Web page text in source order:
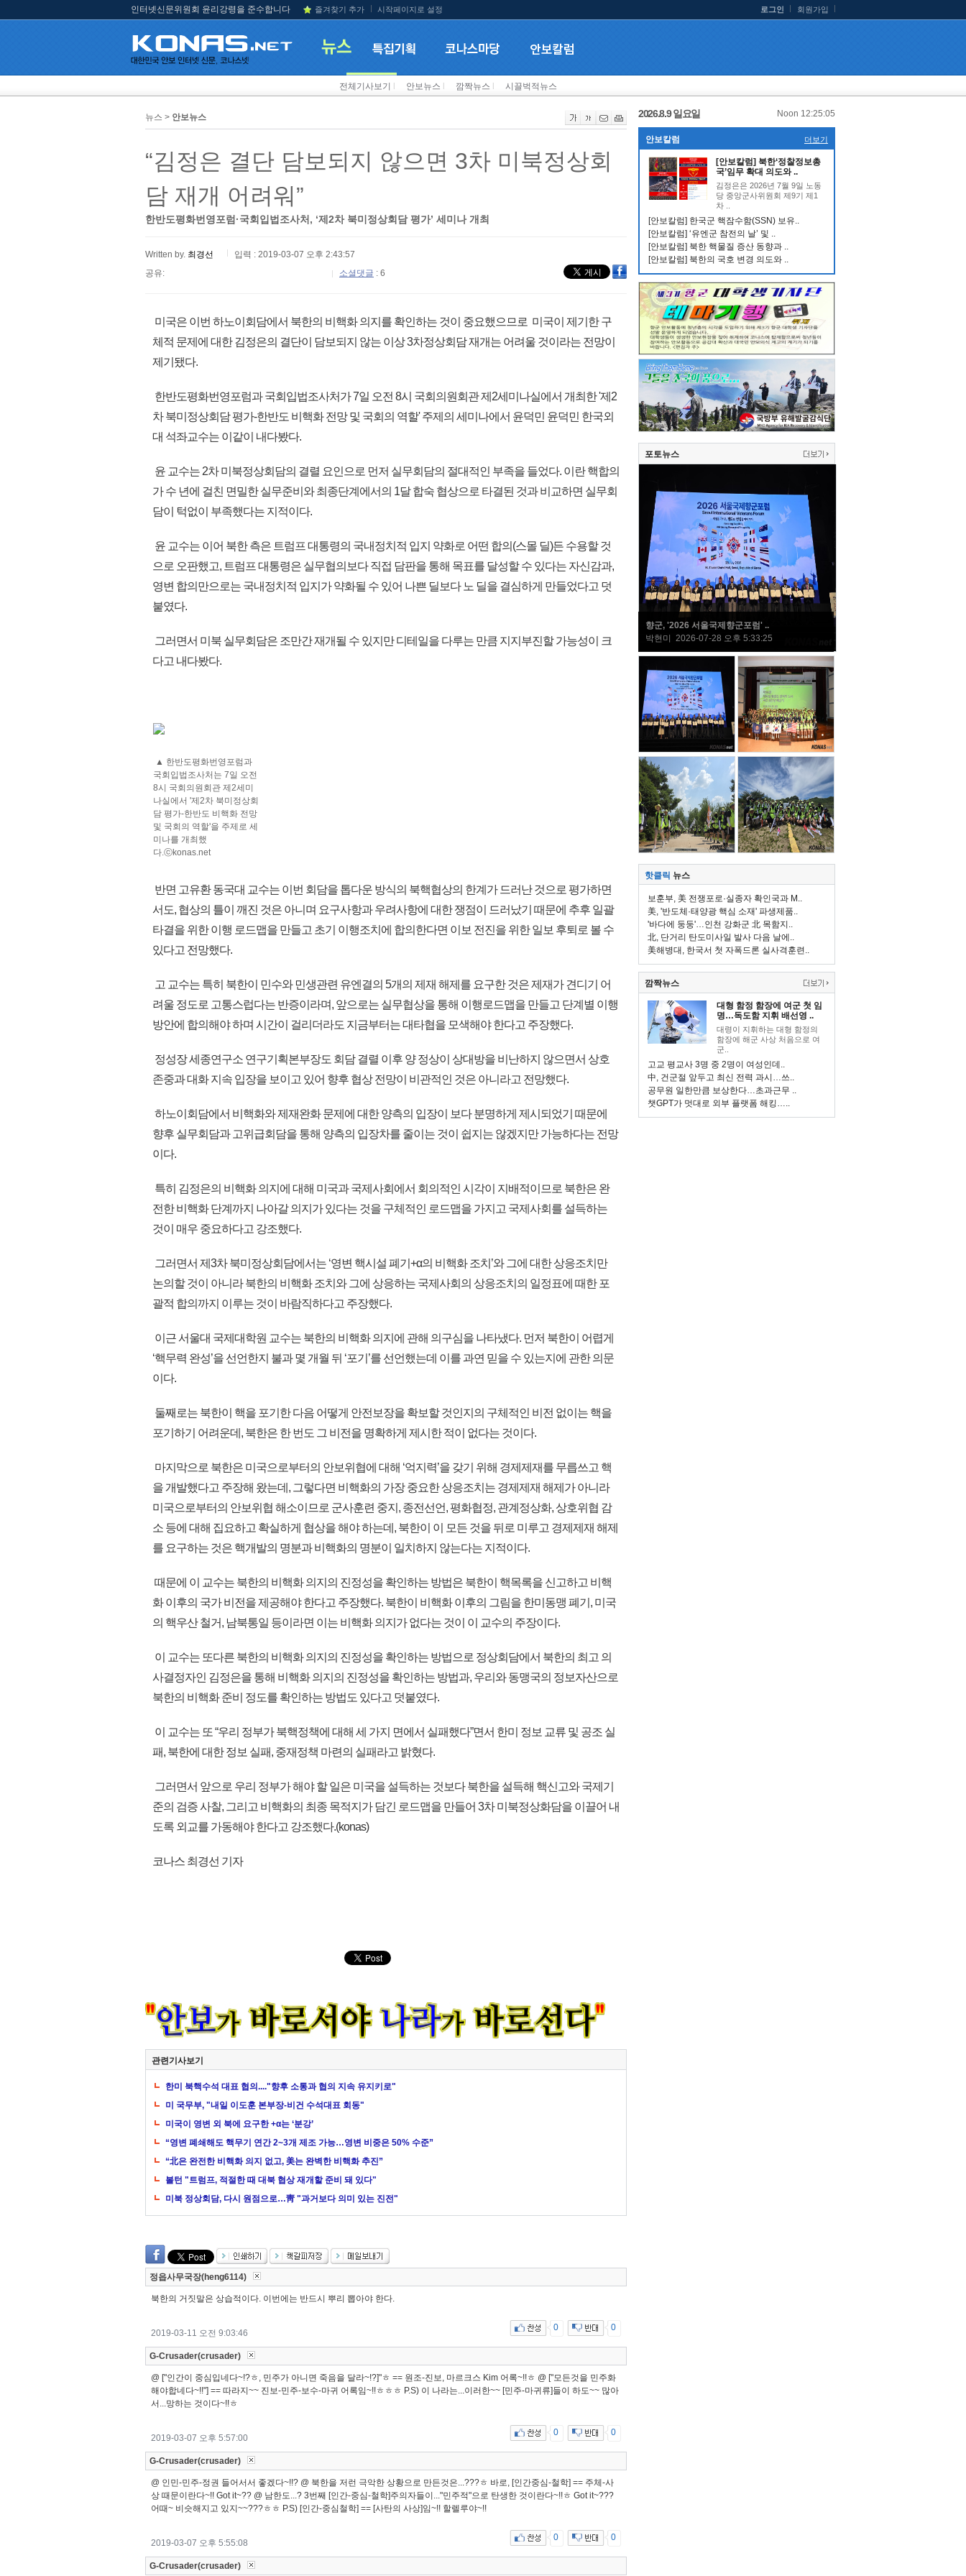
인터넷신문위원회 윤리강령을 준수합니다 즐겨찾기 추가 시작페이지로 설정 로그인 회원가입
전체기사보기 안보뉴스 깜짝뉴스 시끌벅적뉴스
뉴스 > 안보뉴스
“김정은 결단 담보되지 않으면 3차 미북정상회
담 재개 어려워”
한반도평화번영포럼·국회입법조사처, ‘제2차 북미정상회담 평가’ 세미나 개최
Written by. 최경선
입력 : 2019-03-07 오후 2:43:57
공유:
소셜댓글 : 6
미국은 이번 하노이회담에서 북한의 비핵화 의지를 확인하는 것이 중요했으므로 미국이 제기한 구
체적 문제에 대한 김정은의 결단이 담보되지 않는 이상 3차정상회담 재개는 어려울 것이라는 전망이
제기됐다.
한반도평화번영포럼과 국회입법조사처가 7일 오전 8시 국회의원회관 제2세미나실에서 개최한 '제2
차 북미정상회담 평가-한반도 비핵화 전망 및 국회의 역할' 주제의 세미나에서 윤덕민 윤덕민 한국외
대 석좌교수는 이같이 내다봤다.
윤 교수는 2차 미북정상회담의 결렬 요인으로 먼저 실무회담의 절대적인 부족을 들었다. 이란 핵합의
가 수 년에 걸친 면밀한 실무준비와 최종단계에서의 1달 합숙 협상으로 타결된 것과 비교하면 실무회
담이 턱없이 부족했다는 지적이다.
윤 교수는 이어 북한 측은 트럼프 대통령의 국내정치적 입지 약화로 어떤 합의(스몰 딜)든 수용할 것
으로 오판했고, 트럼프 대통령은 실무협의보다 직접 담판을 통해 목표를 달성할 수 있다는 자신감과,
영변 합의만으로는 국내정치적 입지가 약화될 수 있어 나쁜 딜보다 노 딜을 결심하게 만들었다고 덧
붙였다.
그러면서 미북 실무회담은 조만간 재개될 수 있지만 디테일을 다루는 만큼 지지부진할 가능성이 크
다고 내다봤다.
▲ 한반도평화번영포럼과
국회입법조사처는 7일 오전
8시 국회의원회관 제2세미
나실에서 '제2차 북미정상회
담 평가-한반도 비핵화 전망
및 국회의 역할'을 주제로 세
미나를 개최했
다.ⓒkonas.net
반면 고유환 동국대 교수는 이번 회담을 톱다운 방식의 북핵협상의 한계가 드러난 것으로 평가하면
서도, 협상의 틀이 깨진 것은 아니며 요구사항과 우려사항에 대한 쟁점이 드러났기 때문에 추후 일괄
타결을 위한 이행 로드맵을 만들고 초기 이행조치에 합의한다면 이보 전진을 위한 일보 후퇴로 볼 수
있다고 전망했다.
고 교수는 특히 북한이 민수와 민생관련 유엔결의 5개의 제재 해제를 요구한 것은 제재가 견디기 어
려울 정도로 고통스럽다는 반증이라며, 앞으로는 실무협상을 통해 이행로드맵을 만들고 단계별 이행
방안에 합의해야 하며 시간이 걸리더라도 지금부터는 대타협을 모색해야 한다고 주장했다.
정성장 세종연구소 연구기획본부장도 회담 결렬 이후 양 정상이 상대방을 비난하지 않으면서 상호
존중과 대화 지속 입장을 보이고 있어 향후 협상 전망이 비관적인 것은 아니라고 전망했다.
하노이회담에서 비핵화와 제재완화 문제에 대한 양측의 입장이 보다 분명하게 제시되었기 때문에
향후 실무회담과 고위급회담을 통해 양측의 입장차를 줄이는 것이 쉽지는 않겠지만 가능하다는 전망
이다.
특히 김정은의 비핵화 의지에 대해 미국과 국제사회에서 회의적인 시각이 지배적이므로 북한은 완
전한 비핵화 단계까지 나아갈 의지가 있다는 것을 구체적인 로드맵을 가지고 국제사회를 설득하는
것이 매우 중요하다고 강조했다.
그러면서 제3차 북미정상회담에서는 ‘영변 핵시설 폐기+α의 비핵화 조치’와 그에 대한 상응조치만
논의할 것이 아니라 북한의 비핵화 조치와 그에 상응하는 국제사회의 상응조치의 일정표에 때한 포
괄적 합의까지 이루는 것이 바람직하다고 주장했다.
이근 서울대 국제대학원 교수는 북한의 비핵화 의지에 관해 의구심을 나타냈다. 먼저 북한이 어렵게
‘핵무력 완성’을 선언한지 불과 몇 개월 뒤 ‘포기’를 선언했는데 이를 과연 믿을 수 있는지에 관한 의문
이다.
둘째로는 북한이 핵을 포기한 다음 어떻게 안전보장을 확보할 것인지의 구체적인 비전 없이는 핵을
포기하기 어려운데, 북한은 한 번도 그 비전을 명확하게 제시한 적이 없다는 것이다.
마지막으로 북한은 미국으로부터의 안보위협에 대해 ‘억지력’을 갖기 위해 경제제재를 무릅쓰고 핵
을 개발했다고 주장해 왔는데, 그렇다면 비핵화의 가장 중요한 상응조치는 경제제재 해제가 아니라
미국으로부터의 안보위협 해소이므로 군사훈련 중지, 종전선언, 평화협정, 관계정상화, 상호위협 감
소 등에 대해 집요하고 확실하게 협상을 해야 하는데, 북한이 이 모든 것을 뒤로 미루고 경제제재 해제
를 요구하는 것은 핵개발의 명분과 비핵화의 명분이 일치하지 않는다는 지적이다.
때문에 이 교수는 북한의 비핵화 의지의 진정성을 확인하는 방법은 북한이 핵목록을 신고하고 비핵
화 이후의 국가 비전을 제공해야 한다고 주장했다. 북한이 비핵화 이후의 그림을 한미동맹 폐기, 미국
의 핵우산 철거, 남북통일 등이라면 이는 비핵화 의지가 없다는 것이 이 교수의 주장이다.
이 교수는 또다른 북한의 비핵화 의지의 진정성을 확인하는 방법으로 정상회담에서 북한의 최고 의
사결정자인 김정은을 통해 비핵화 의지의 진정성을 확인하는 방법과, 우리와 동맹국의 정보자산으로
북한의 비핵화 준비 정도를 확인하는 방법도 있다고 덧붙였다.
이 교수는 또 “우리 정부가 북핵정책에 대해 세 가지 면에서 실패했다”면서 한미 정보 교류 및 공조 실
패, 북한에 대한 정보 실패, 중재정책 마련의 실패라고 밝혔다.
그러면서 앞으로 우리 정부가 해야 할 일은 미국을 설득하는 것보다 북한을 설득해 핵신고와 국제기
준의 검증 사찰, 그리고 비핵화의 최종 목적지가 담긴 로드맵을 만들어 3차 미북정상화담을 이끌어 내
도록 외교를 가동해야 한다고 강조했다.(konas)
코나스 최경선 기자
관련기사보기
한미 북핵수석 대표 협의...."향후 소통과 협의 지속 유지키로"
미 국무부, "내일 이도훈 본부장-비건 수석대표 회동"
미국이 영변 외 북에 요구한 +α는 ‘분강’
“영변 폐쇄해도 핵무기 연간 2~3개 제조 가능…영변 비중은 50% 수준”
“北은 완전한 비핵화 의지 없고, 美는 완벽한 비핵화 추진”
볼턴 "트럼프, 적절한 때 대북 협상 재개할 준비 돼 있다"
미북 정상회담, 다시 원점으로…靑 "과거보다 의미 있는 진전"
정읍사무국장(heng6114)
북한의 거짓말은 상습적이다. 이번에는 반드시 뿌리 뽑아야 한다.
2019-03-11 오전 9:03:46
0 0
G-Crusader(crusader)
@ ["인간이 중심입네다~!?ㅎ, 민주가 아니면 죽음을 달라~!?]"ㅎ == 원조-진보, 마르크스 Kim 어록~!!ㅎ @ ["모든것을 민주화
해야합네다~!!"] == 따라지~~ 진보-민주-보수-마귀 어록임~!!ㅎㅎㅎ P.S) 이 나라는...이러한~~ [민주-마귀류]들이 하도~~ 많아
서...망하는 것이다~!!ㅎ
2019-03-07 오후 5:57:00
0 0
G-Crusader(crusader)
@ 인민-민주-정권 들어서서 좋겠다~!!? @ 북한을 저런 극악한 상황으로 만든것은...???ㅎ 바로, [인간중심-철학] == 주체-사
상 때문이란다~!! Got it~?? @ 남한도...? 3번째 [인간-중심-철학]주의자들이..."민주적"으로 탄생한 것이란다~!!ㅎ Got it~???
어때~ 비슷해지고 있지~~???ㅎㅎ P.S) [인간-중심철학] == [사탄의 사상]임~!! 할렐루야~!!
2019-03-07 오후 5:55:08
0 0
G-Crusader(crusader)
2026.8.9 일요일 Noon 12:25:06
안보칼럼 더보기
[안보칼럼] 북한‘정찰정보총
국’임무 확대 의도와 ..
김정은은 2026년 7월 9일 노동
당 중앙군사위원회 제9기 제1
차 ..
[안보칼럼] 한국군 핵잠수함(SSN) 보유..
[안보칼럼] ‘유엔군 참전의 날’ 및 ..
[안보칼럼] 북한 핵물질 증산 동향과 ..
[안보칼럼] 북한의 국호 변경 의도와 ..
포토뉴스
향군, '2026 서울국제향군포럼' ..
박현미 2026-07-28 오후 5:33:25
핫클릭 뉴스
보훈부, 美 전쟁포로·실종자 확인국과 M..
美, '반도체·태양광 핵심 소재' 파생제품..
'바다에 둥둥'…인천 강화군 北 목함지..
北, 단거리 탄도미사일 발사 다음 날에..
美해병대, 한국서 첫 자폭드론 실사격훈련..
깜짝뉴스
대형 함정 함장에 여군 첫 임
명…독도함 지휘 배선영 ..
대령이 지휘하는 대형 함정의
함장에 해군 사상 처음으로 여
군..
고교 평교사 3명 중 2명이 여성인데..
中, 건군절 앞두고 최신 전력 과시…쓰..
공무원 일한만큼 보상한다…초과근무 ..
챗GPT가 멋대로 외부 플랫폼 해킹…..